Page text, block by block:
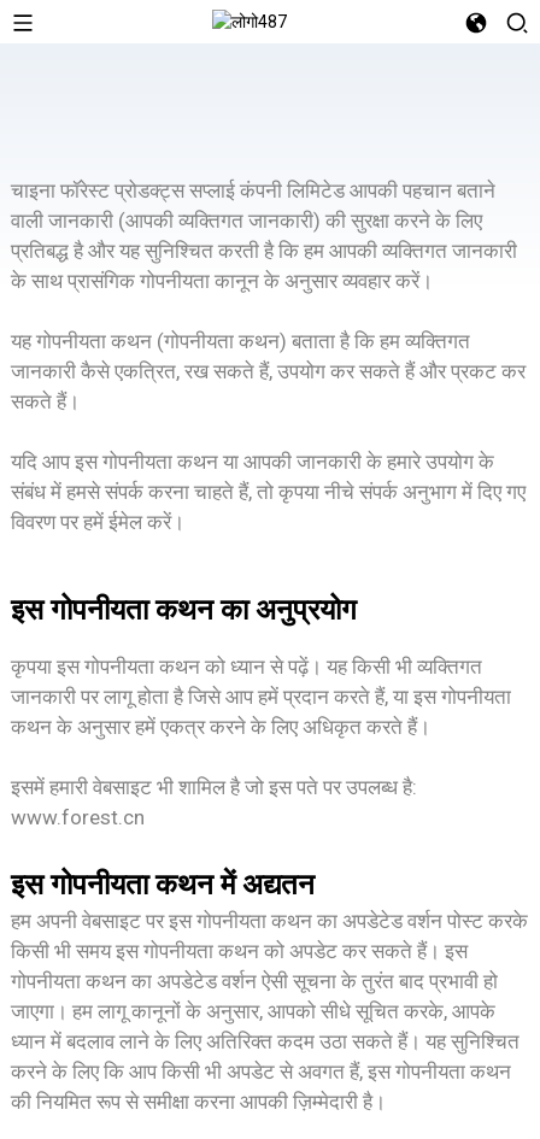
चाइना फॉरेस्ट प्रोडक्ट्स सप्लाई कंपनी लिमिटेड आपकी पहचान बताने
वाली जानकारी (आपकी व्यक्तिगत जानकारी) की सुरक्षा करने के लिए
प्रतिबद्ध है और यह सुनिश्चित करती है कि हम आपकी व्यक्तिगत जानकारी
के साथ प्रासंगिक गोपनीयता कानून के अनुसार व्यवहार करें।
यह गोपनीयता कथन (गोपनीयता कथन) बताता है कि हम व्यक्तिगत
जानकारी कैसे एकत्रित, रख सकते हैं, उपयोग कर सकते हैं और प्रकट कर
सकते हैं।
यदि आप इस गोपनीयता कथन या आपकी जानकारी के हमारे उपयोग के
संबंध में हमसे संपर्क करना चाहते हैं, तो कृपया नीचे संपर्क अनुभाग में दिए गए
विवरण पर हमें ईमेल करें।
इस गोपनीयता कथन का अनुप्रयोग
कृपया इस गोपनीयता कथन को ध्यान से पढ़ें। यह किसी भी व्यक्तिगत
जानकारी पर लागू होता है जिसे आप हमें प्रदान करते हैं, या इस गोपनीयता
कथन के अनुसार हमें एकत्र करने के लिए अधिकृत करते हैं।
इसमें हमारी वेबसाइट भी शामिल है जो इस पते पर उपलब्ध है:
www.forest.cn
इस गोपनीयता कथन में अद्यतन
हम अपनी वेबसाइट पर इस गोपनीयता कथन का अपडेटेड वर्शन पोस्ट करके
किसी भी समय इस गोपनीयता कथन को अपडेट कर सकते हैं। इस
गोपनीयता कथन का अपडेटेड वर्शन ऐसी सूचना के तुरंत बाद प्रभावी हो
जाएगा। हम लागू कानूनों के अनुसार, आपको सीधे सूचित करके, आपके
ध्यान में बदलाव लाने के लिए अतिरिक्त कदम उठा सकते हैं। यह सुनिश्चित
करने के लिए कि आप किसी भी अपडेट से अवगत हैं, इस गोपनीयता कथन
की नियमित रूप से समीक्षा करना आपकी ज़िम्मेदारी है।